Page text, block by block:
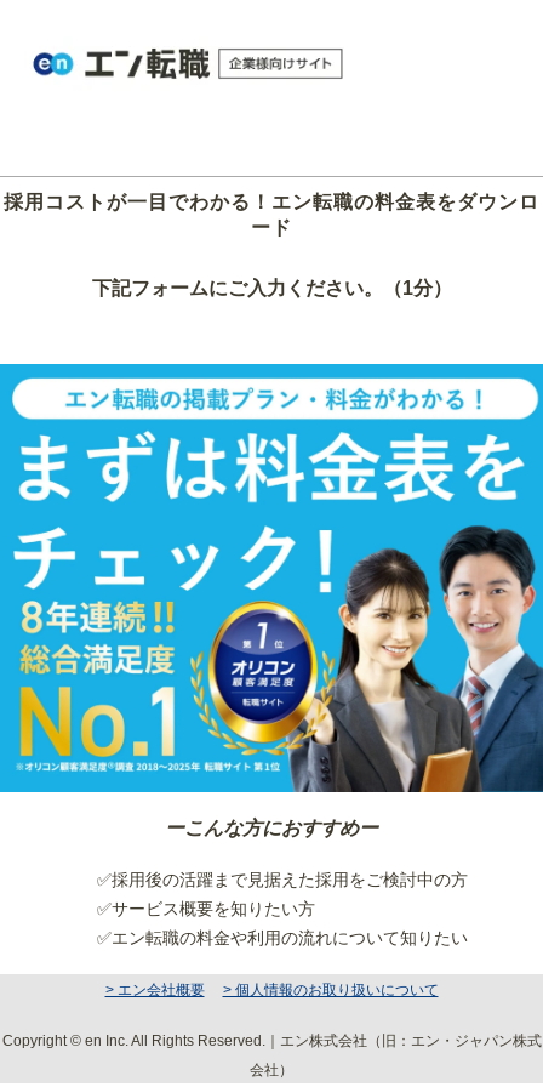
採用コストが一目でわかる！エン転職の料金表をダウンロ
ード
下記フォームにご入力ください。（1分）
ーこんな方におすすめー
✅採用後の活躍まで見据えた採用をご検討中の方
✅サービス概要を知りたい方
✅エン転職の料金や利用の流れについて知りたい
> エン会社概要 > 個人情報のお取り扱いについて
Copyright © en Inc. All Rights Reserved.｜エン株式会社（旧：エン・ジャパン株式
会社）